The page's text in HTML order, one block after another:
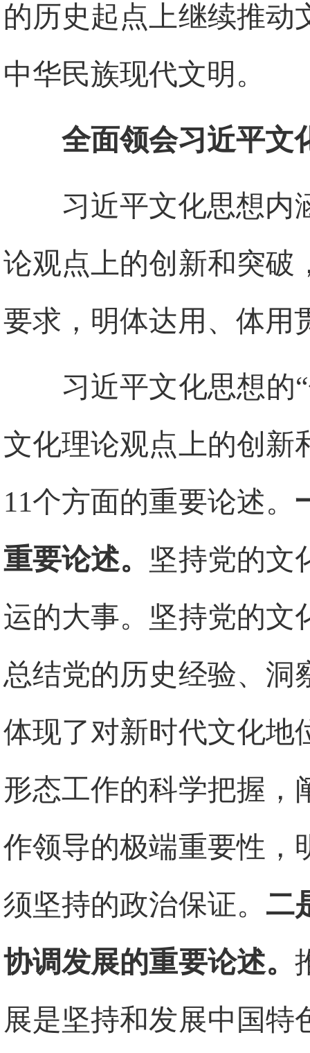
的历史起点上继续推动
中华民族现代文明。
全面领会习近平文
习近平文化思想内
论观点上的创新和突破
要求，明体达用、体用
习近平文化思想的
文化理论观点上的创新
11个方面的重要论述。
重要论述。 坚持党的文
运的大事。坚持党的文
总结党的历史经验、洞
体现了对新时代文化地
形态工作的科学把握，
作领导的极端重要性，
须坚持的政治保证。 二
协调发展的重要论述。
展是坚持和发展中国特